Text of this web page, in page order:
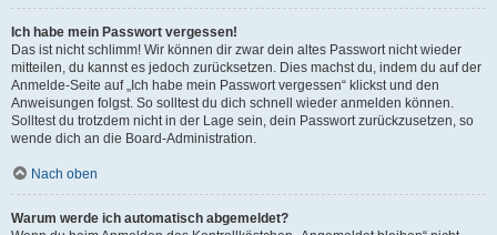
Ich habe mein Passwort vergessen!
Das ist nicht schlimm! Wir können dir zwar dein altes Passwort nicht wieder
mitteilen, du kannst es jedoch zurücksetzen. Dies machst du, indem du auf der
Anmelde-Seite auf „Ich habe mein Passwort vergessen“ klickst und den
Anweisungen folgst. So solltest du dich schnell wieder anmelden können.
Solltest du trotzdem nicht in der Lage sein, dein Passwort zurückzusetzen, so
wende dich an die Board-Administration.
Nach oben
Warum werde ich automatisch abgemeldet?